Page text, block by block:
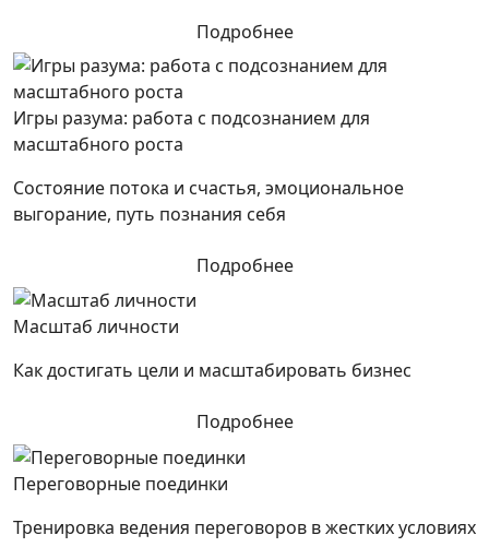
Подробнее
Игры разума: работа с подсознанием для
масштабного роста
Состояние потока и счастья, эмоциональное
выгорание, путь познания себя
Подробнее
Масштаб личности
Как достигать цели и масштабировать бизнес
Подробнее
Переговорные поединки
Тренировка ведения переговоров в жестких условиях